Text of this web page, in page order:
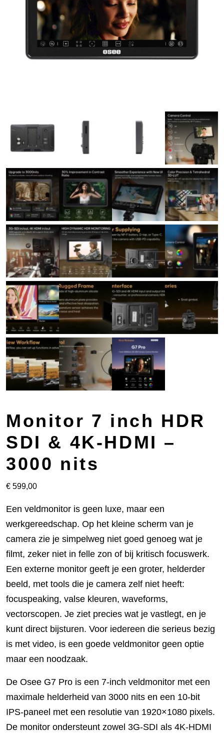
Monitor 7 inch HDR
SDI & 4K-HDMI –
3000 nits
€ 599,00
Een veldmonitor is geen luxe, maar een
werkgereedschap. Op het kleine scherm van je
camera zie je simpelweg niet goed genoeg wat je
filmt, zeker niet in felle zon of bij kritisch focuswerk.
Een externe monitor geeft je een groter, helderder
beeld, met tools die je camera zelf niet heeft:
focuspeaking, valse kleuren, waveforms,
vectorscopen. Je ziet precies wat je vastlegt, en je
kunt direct bijsturen. Voor iedereen die serieus bezig
is met video, is een goede veldmonitor geen optie
maar een noodzaak.
De Osee G7 Pro is een 7-inch veldmonitor met een
maximale helderheid van 3000 nits en een 10-bit
IPS-paneel met een resolutie van 1920×1080 pixels.
De monitor ondersteunt zowel 3G-SDI als 4K-HDMI